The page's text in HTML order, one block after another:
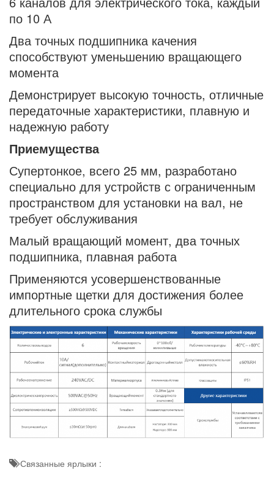
по 10 А
Два точных подшипника качения
способствуют уменьшению вращающего
момента
Демонстрирует высокую точность, отличные
передаточные характеристики, плавную и
надежную работу
Приемущества
Супертонкое, всего 25 мм, разработано
специально для устройств с ограниченным
пространством для установки на вал, не
требует обслуживания
Малый вращающий момент, два точных
подшипника, плавная работа
Применяются усовершенствованные
импортные щетки для достижения более
длительного срока службы
Связанные ярлыки :